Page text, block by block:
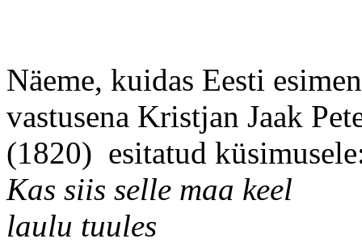
Näeme, kuidas Eesti
vastusena Kristjan Jaak
(1820) esitatud
Kas siis selle maa keel
laulu tuules